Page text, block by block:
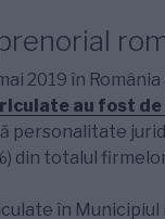
2019 în
au fost de
din totalul
în Municipiul